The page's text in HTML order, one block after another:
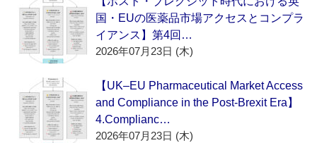
国・EUの医薬品市場アクセスとコンプラ
イアンス】第4回…
2026年07月23日 (木)
【UK–EU Pharmaceutical Market Access
and Compliance in the Post-Brexit Era】
4.Complianc…
2026年07月23日 (木)